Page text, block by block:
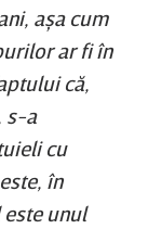
aşa cum
ar fi în
că,
s-a
cu
în
unul